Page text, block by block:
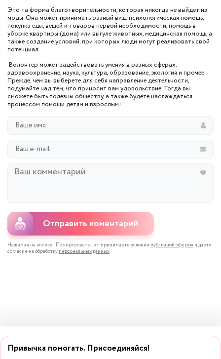
Это та форма благотворительности, которая никогда не выйдет из
моды. Она может принимать разный вид: психологическая помощь,
покупка еды, вещей и товаров первой необходимости, помощь в
уборке квартиры (дома) или выгуле животных, медицинская помощь, а
также создание условий, при которых люди могут реализовать свой
потенциал.
Волонтер может задействовать умения в разных сферах:
здравоохранение, наука, культура, образование, экология и прочее.
Прежде, чем вы выберете для себя направление деятельности,
подумайте над тем, что приносит вам удовольствие. Тогда вы
сможете быть полезны обществу, а также будете наслаждаться
процессом помощи детям и взрослым!
Отправить коментарий
Нажимая на кнопку "Пожертвовать", вы принимаете условия публичной оферты и даете
согласие на обработку персональных данных.
Привычка помогать. Присоединяйся!